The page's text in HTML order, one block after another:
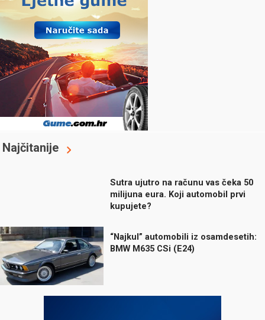
Najčitanije
Sutra ujutro na računu vas čeka 50
milijuna eura. Koji automobil prvi
kupujete?
“Najkul” automobili iz osamdesetih:
BMW M635 CSi (E24)